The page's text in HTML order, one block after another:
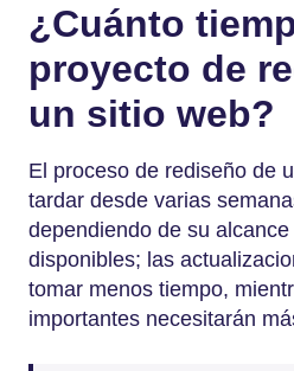
¿Cuánto
proyecto de
un sitio web?
El proceso de rediseño de
tardar desde varias
dependiendo de su
disponibles; las
tomar menos tiempo,
importantes necesitarán